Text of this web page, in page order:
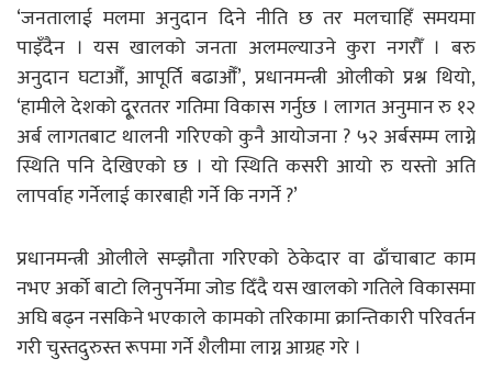
‘जनतालाई मलमा अनुदान दिने नीति छ तर मलचाहिँ समयमा
पाइँदैन । यस खालको जनता अलमल्याउने कुरा नगरौँ । बरु
अनुदान घटाऔँ, आपूर्ति बढाऔँ’, प्रधानमन्त्री ओलीको प्रश्न थियो,
‘हामीले देशको दू्रततर गतिमा विकास गर्नुछ । लागत अनुमान रु १२
अर्ब लागतबाट थालनी गरिएको कुनै आयोजना ? ५२ अर्बसम्म लाग्ने
स्थिति पनि देखिएको छ । यो स्थिति कसरी आयो रु यस्तो अति
लापर्वाह गर्नेलाई कारबाही गर्ने कि नगर्ने ?’
प्रधानमन्त्री ओलीले सम्झौता गरिएको ठेकेदार वा ढाँचाबाट काम
नभए अर्को बाटो लिनुपर्नेमा जोड दिँदै यस खालको गतिले विकासमा
अघि बढ्न नसकिने भएकाले कामको तरिकामा क्रान्तिकारी परिवर्तन
गरी चुस्तदुरुस्त रूपमा गर्ने शैलीमा लाग्न आग्रह गरे ।